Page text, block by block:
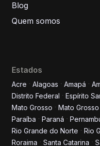
Informe seus
conversar
Blog
Quem somos
Estados
Acre Alagoas Amapá
Distrito Federal
Espírito
Mato Grosso
Mato
Paraíba
Paraná
Rio Grande do Norte
Rio
Roraima
Santa Catarina